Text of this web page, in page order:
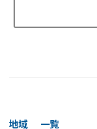
地域 一覧